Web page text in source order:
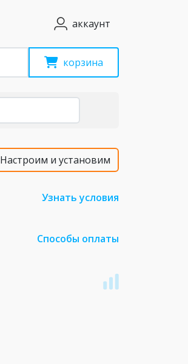
аккаунт
корзина
Настроим и установим
Узнать условия
Способы оплаты